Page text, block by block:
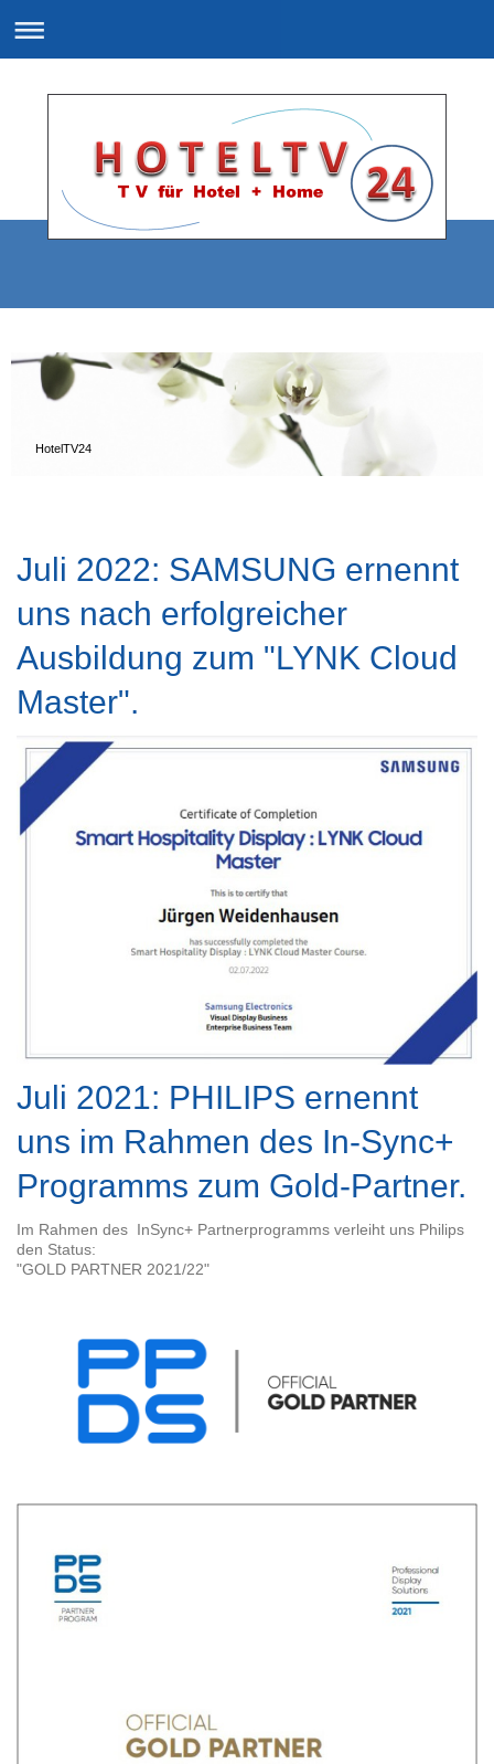
HotelTV24
Juli 2022: SAMSUNG ernennt
uns nach erfolgreicher
Ausbildung zum "LYNK Cloud
Master".
Juli 2021: PHILIPS ernennt
uns im Rahmen des In-Sync+
Programms zum Gold-Partner.
Im Rahmen des InSync+ Partnerprogramms verleiht uns Philips
den Status:
"GOLD PARTNER 2021/22"